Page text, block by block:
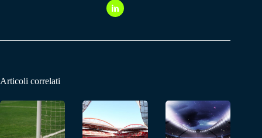
Articoli correlati